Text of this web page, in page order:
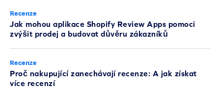
Recenze
Jak mohou aplikace Shopify Review Apps pomoci
zvýšit prodej a budovat důvěru zákazníků
Recenze
Proč nakupující zanechávají recenze: A jak získat
více recenzí